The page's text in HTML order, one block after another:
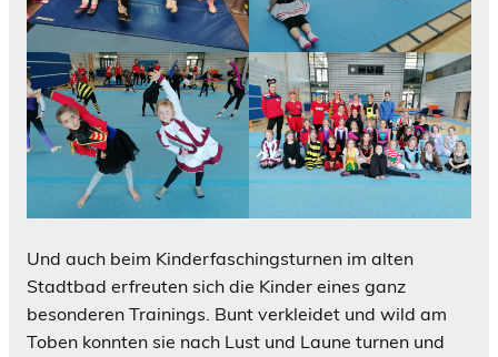
Und auch beim Kinderfaschingsturnen im alten
Stadtbad erfreuten sich die Kinder eines ganz
besonderen Trainings. Bunt verkleidet und wild am
Toben konnten sie nach Lust und Laune turnen und